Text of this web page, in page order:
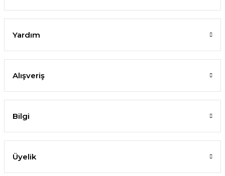
Yardım
Alışveriş
Bilgi
Üyelik